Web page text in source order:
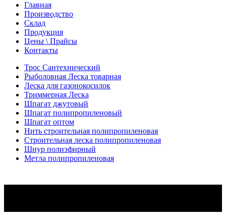
Главная
Производство
Склад
Продукция
Цены \ Прайсы
Контакты
Трос Сантехнический
Рыболовная Леска товарная
Леска для газонокосилок
Триммерная Леска
Шпагат джутовый
Шпагат полипропиленовый
Шпагат оптом
Нить строительная полипропиленовая
Строительная леска полипропиленовая
Шнур полиэфирный
Метла полипропиленовая